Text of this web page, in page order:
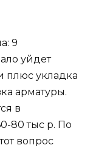
9
уйдет
плюс укладка
арматуры.
в
80 тыс р. По
вопрос